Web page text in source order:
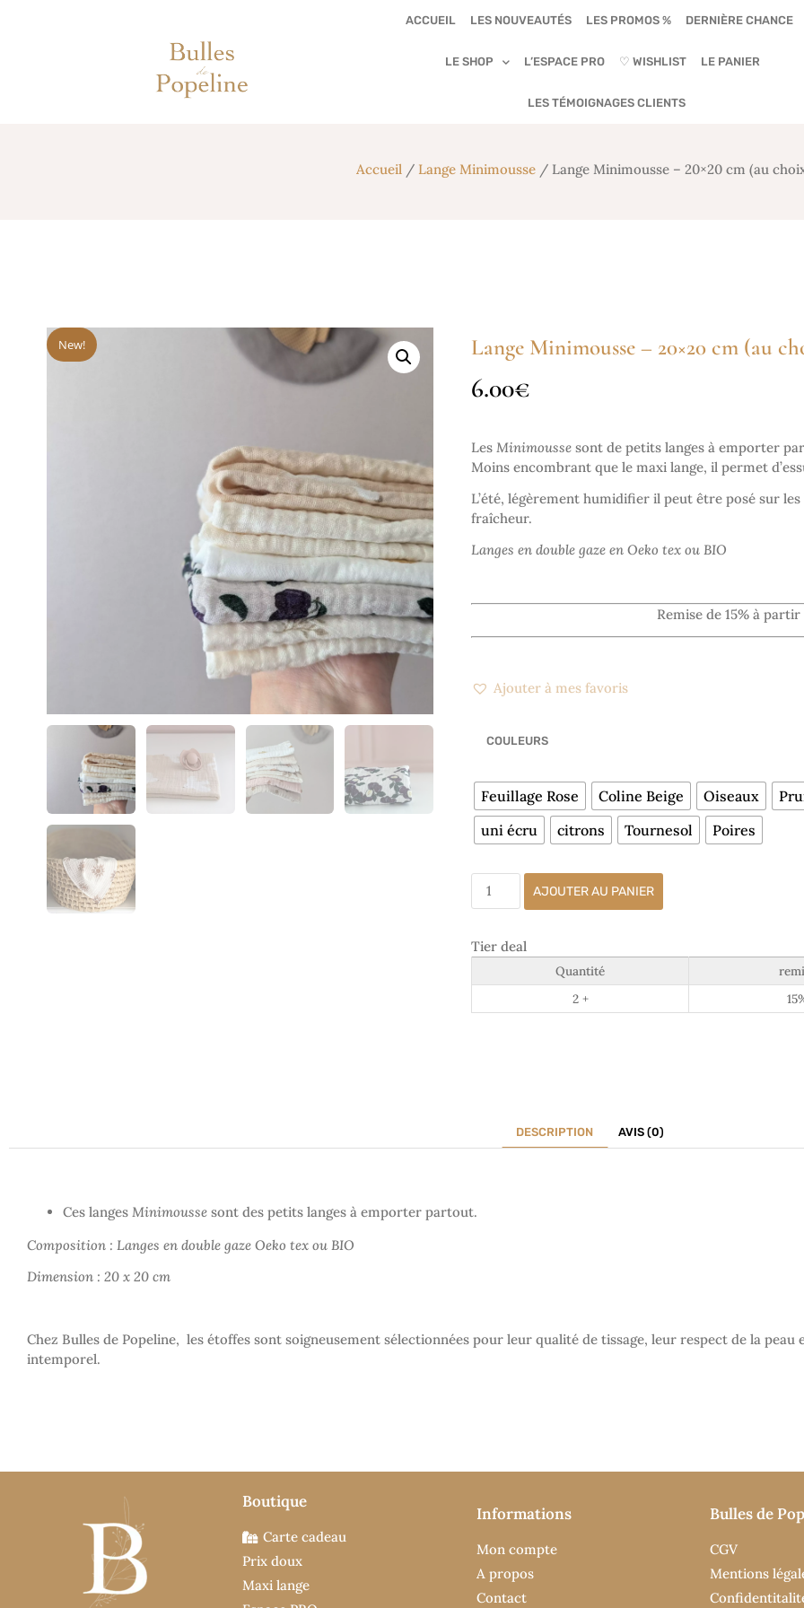
ACCUEIL LES NOUVEAUTÉS LES PROMOS % DERNIÈRE CHANCE
LE SHOP L’ESPACE PRO ♡ WISHLIST LE PANIER
LES TÉMOIGNAGES CLIENTS
Accueil/ Lange Minimousse/ Lange Minimousse – 20×20 cm (au
New! Lange Minimousse – 20×20 cm (au
6.00€
LesMinimousse sont de petits langes à emporter
Moins encombrant que le maxi lange, il permet
L’été, légèrement humidifier il peut être posé sur
fraîcheur.
Langes en double gaze en Oeko tex ou BIO
Remise de 15% à
Ajouter à mes favoris
COULEURS
Feuillage Rose Coline Beige Oiseaux
uni écru
citrons Tournesol Poires
AJOUTER AU PANIER
Tier deal
Quantité
2 +
DESCRIPTION AVIS (0)
Ces langes Minimousse sont des petits langes à emporter partout.
Composition : Langes en double gaze Oeko tex ou BIO
Dimension : 20 x 20 cm
Chez Bulles de Popeline, les étoffes sont soigneusement sélectionnées pour leur qualité de tissage, leur respect de la
intemporel.
Boutique
Carte cadeau
Prix doux
Maxi lange
Informations
Mon compte
A propos
Contact
Bulles de
CGV
Mentions